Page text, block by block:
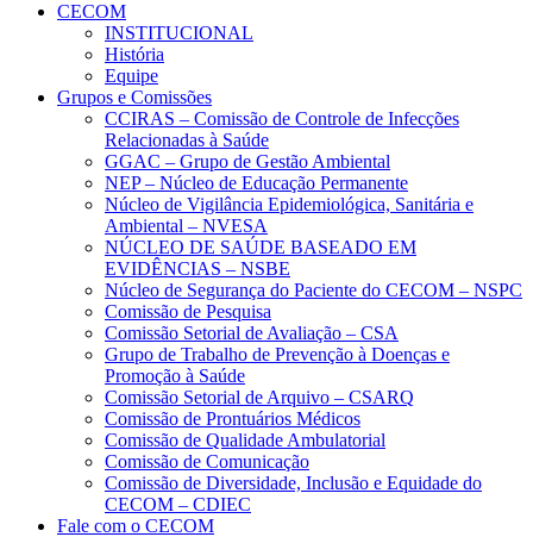
CECOM
INSTITUCIONAL
História
Equipe
Grupos e Comissões
CCIRAS – Comissão de Controle de Infecções
Relacionadas à Saúde
GGAC – Grupo de Gestão Ambiental
NEP – Núcleo de Educação Permanente
Núcleo de Vigilância Epidemiológica, Sanitária e
Ambiental – NVESA
NÚCLEO DE SAÚDE BASEADO EM
EVIDÊNCIAS – NSBE
Núcleo de Segurança do Paciente do CECOM – NSPC
Comissão de Pesquisa
Comissão Setorial de Avaliação – CSA
Grupo de Trabalho de Prevenção à Doenças e
Promoção à Saúde
Comissão Setorial de Arquivo – CSARQ
Comissão de Prontuários Médicos
Comissão de Qualidade Ambulatorial
Comissão de Comunicação
Comissão de Diversidade, Inclusão e Equidade do
CECOM – CDIEC
Fale com o CECOM